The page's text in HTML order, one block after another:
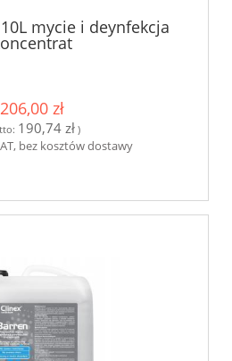
mycie i deynfekcja
206,00 zł
190,74 zł)
bez kosztów dostawy